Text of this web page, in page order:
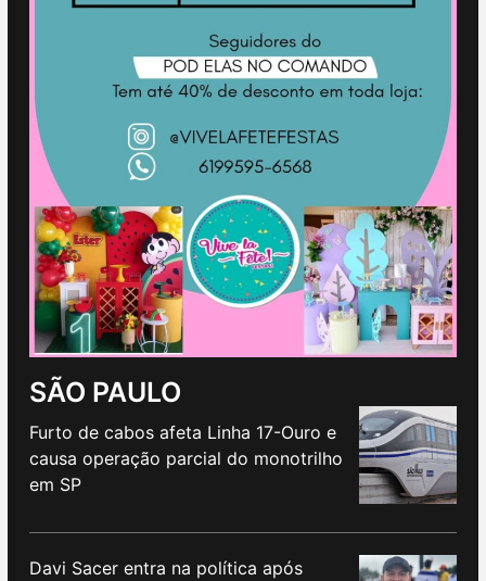
SÃO PAULO
Furto de cabos afeta Linha 17-Ouro e
causa operação parcial do monotrilho
em SP
Davi Sacer entra na política após